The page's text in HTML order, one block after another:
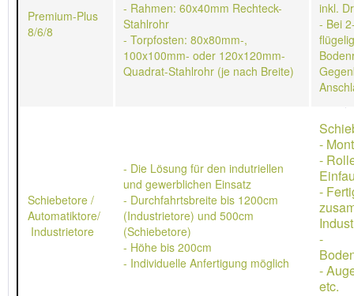
Premium-Plus
8/6/8
- Rahmen: 60x40mm Rechteck-
Stahlrohr
- Torpfosten: 80x80mm-,
100x100mm- oder 120x120mm-
Quadrat-Stahlrohr (je nach Breite)
inkl.
- Bei
Schiebetore /
Automatiktore/
Industrietore
- Die Lösung für den indutriellen
und gewerblichen Einsatz
- Durchfahrtsbreite bis 1200cm
(Industrietore) und 500cm
(Schiebetore)
- Höhe bis 200cm
- Individuelle Anfertigung möglich
-
-
-
-
-
etc.